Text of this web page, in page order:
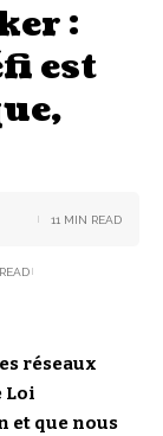
:
est
11 MIN READ
réseaux
Loi
et que nous